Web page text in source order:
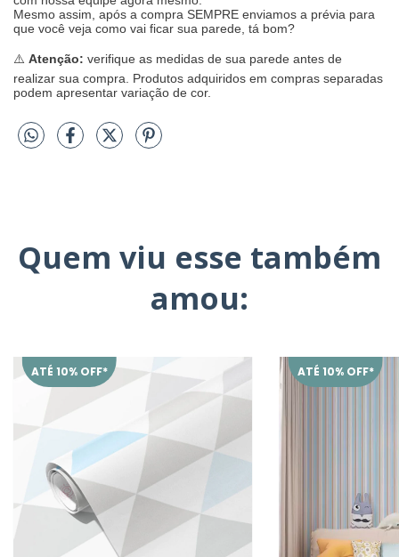
Mesmo assim, após a compra SEMPRE enviamos a prévia para
que você veja como vai ficar sua parede, tá bom?
⚠️ Atenção: verifique as medidas de sua parede antes de
realizar sua compra. Produtos adquiridos em compras separadas
podem apresentar variação de cor.
Quem viu esse também
amou:
ATÉ 10% OFF* ATÉ 10% OFF*